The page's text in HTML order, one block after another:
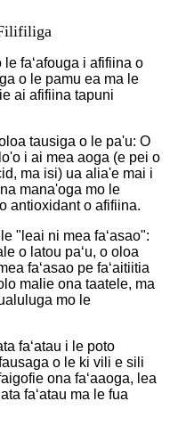
le faʻafouga i afifiina o
o le pamu ea ma le
ai afifiina tapuni
tausiga o le pa'u: O
i ai mea aoga (e pei o
ma isi) ua alia'e mai i
mana'oga mo le
antioxidant o afifiina.
"leai ni mea faʻasao":
o latou paʻu, o oloa
faʻasao pe faʻaitiitia
malie ona taatele, ma
mo le
faʻatau i le poto
o le ki vili e sili
ona faʻaaoga, lea
faʻatau ma le fua